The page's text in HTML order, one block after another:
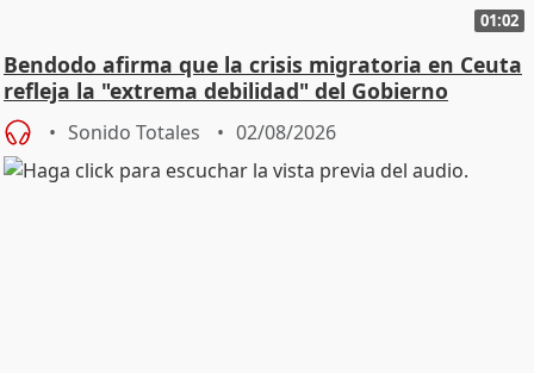
01:02
Bendodo afirma que la crisis migratoria en Ceuta
refleja la "extrema debilidad" del Gobierno
Sonido Totales 02/08/2026